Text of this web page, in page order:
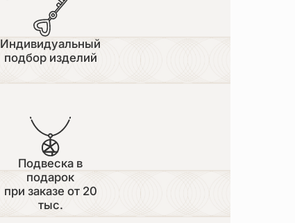
Индивидуальный
подбор изделий
Подвеска в
подарок
при заказе от 20
тыс.